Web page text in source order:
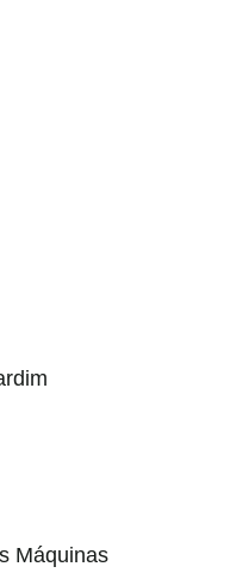
Máquinas